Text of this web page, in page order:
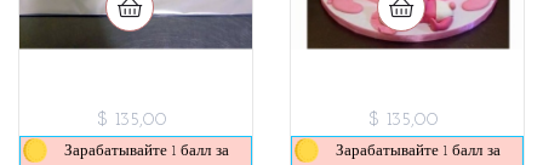
$ 135,00
Зарабатывайте 1 балл за
$ 135,00
Зарабатывайте 1 балл за